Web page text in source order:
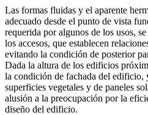
Las formas fluidas y el aparente
adecuado desde el punto de vista
requerida por algunos de los usos,
los accesos, que establecen
evitando la condición de posterior
Dada la altura de los edificios
la condición de fachada del edificio,
superficies vegetales y de paneles
alusión a la preocupación por la
diseño del edificio.